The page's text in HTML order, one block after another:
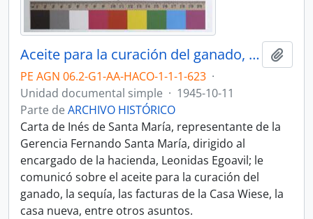
Aceite para la curación del ganado, la sequía, las facturas de la Casa Wiese, la casa nueva
PE AGN 06.2-G1-AA-HACO-1-1-1-623 ·
Unidad documental simple · 1945-10-11
Parte de ARCHIVO HISTÓRICO
Carta de Inés de Santa María, representante de la
Gerencia Fernando Santa María, dirigido al
encargado de la hacienda, Leonidas Egoavil; le
comunicó sobre el aceite para la curación del
ganado, la sequía, las facturas de la Casa Wiese, la
casa nueva, entre otros asuntos.